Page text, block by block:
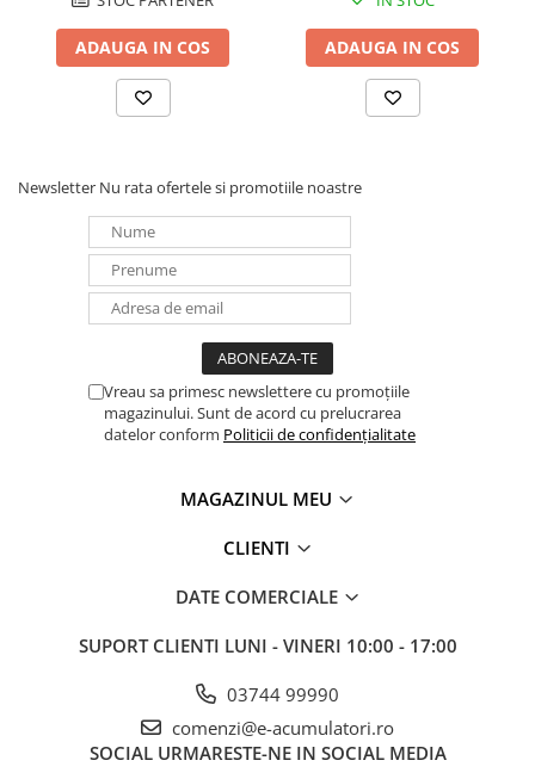
Tablouri electrice
Lumina (Becuri si Lanterne)
Laptop & PC accesorii, baterii,
cabluri USB, prelungitoare USB
Solutii solare portabile
Lichidare de stoc
Acumulatori
Sisteme de prindere
Statii de incarcare EV
ADAUGA IN COS ADAUGA IN COS
Newsletter Nu rata ofertele si promotiile noastre
Vreau sa primesc newslettere cu promoțiile
magazinului. Sunt de acord cu prelucrarea
datelor conform Politicii de confidențialitate
MAGAZINUL MEU
CLIENTI
DATE COMERCIALE
SUPORT CLIENTI LUNI - VINERI 10:00 - 17:00
03744 99990
comenzi@e-acumulatori.ro
SOCIAL URMARESTE-NE IN SOCIAL MEDIA